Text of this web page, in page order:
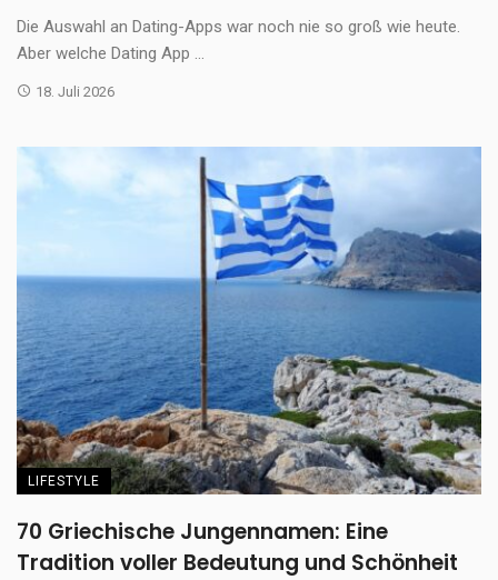
Die Auswahl an Dating-Apps war noch nie so groß wie heute.
Aber welche Dating App ...
18. Juli 2026
LIFESTYLE
70 Griechische Jungennamen: Eine
Tradition voller Bedeutung und Schönheit